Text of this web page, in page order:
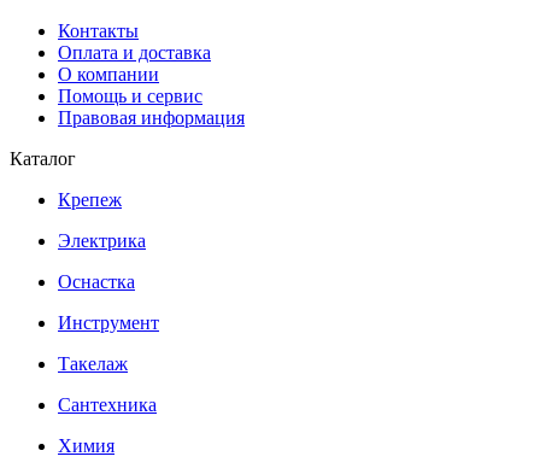
Контакты
Оплата и доставка
О компании
Помощь и сервис
Правовая информация
Каталог
Крепеж
Электрика
Оснастка
Инструмент
Такелаж
Сантехника
Химия